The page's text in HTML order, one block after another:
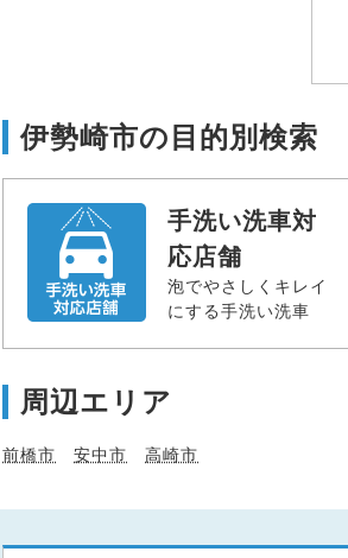
伊勢崎市の目的別検索
手洗い洗車対
応店舗
泡でやさしくキレイ
にする手洗い洗車
周辺エリア
前橋市 安中市 高崎市